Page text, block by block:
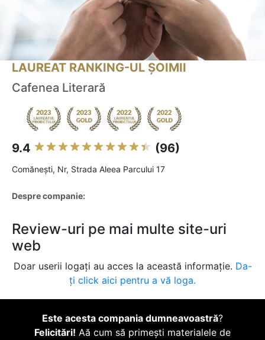
LAUREAT RANKING-UL ȘOIMII
Cafenea Literară
9.4 (96)
Comăneşti, Nr, Strada Aleea Parcului 17
Despre companie:
Review-uri pe mai multe site-uri
web
Doar userii logați au acces la această informație. Da-
ți click aici pentru a vă loga.
Este acesta compania dumneavoastră?
Felicitări! Aă cum să primești materialele de